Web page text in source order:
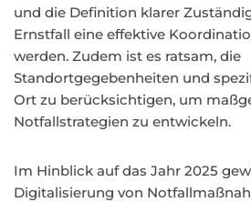
und die Definition klarer
Ernstfall eine effektive
werden. Zudem ist es ratsam, die
Standortgegebenheiten und
Ort zu berücksichtigen, um
Notfallstrategien zu entwickeln.
Im Hinblick auf das Jahr 2025
Digitalisierung von